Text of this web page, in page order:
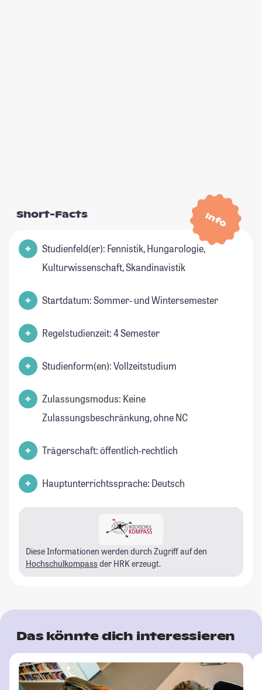
Info
Short-Facts
Studienfeld(er): Fennistik, Hungarologie,
Kulturwissenschaft, Skandinavistik
Startdatum: Sommer- und Wintersemester
Regelstudienzeit: 4 Semester
Studienform(en): Vollzeitstudium
Zulassungsmodus: Keine
Zulassungsbeschränkung, ohne NC
Trägerschaft: öffentlich-rechtlich
Hauptunterrichtssprache: Deutsch
Diese Informationen werden durch Zugriff auf den
Hochschulkompass der HRK erzeugt.
Das könnte dich interessieren